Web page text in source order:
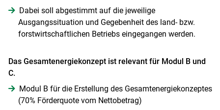
Skip to main content
Dabei soll abgestimmt auf die jeweilige
Ausgangssituation und Gegebenheit des land- bzw.
forstwirtschaftlichen Betriebs eingegangen werden.
Das Gesamtenergiekonzept ist relevant für Modul B und
C.
Modul B für die Erstellung des Gesamtenergiekonzeptes
(70% Förderquote vom Nettobetrag)